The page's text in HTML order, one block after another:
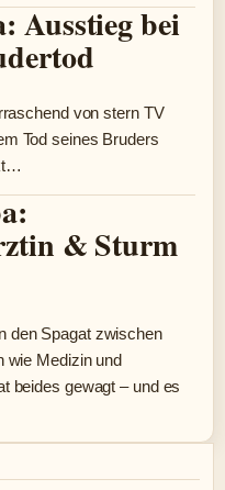
Ausstieg bei
von stern TV
Tod seines Bruders
& Sturm
den Spagat zwischen
wie Medizin und
beides gewagt – und es